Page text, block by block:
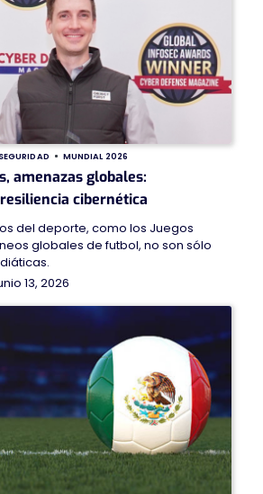
MUNDIAL 2026
amenazas globales:
cibernética
del deporte, como los Juegos
globales de futbol, no son sólo
13, 2026